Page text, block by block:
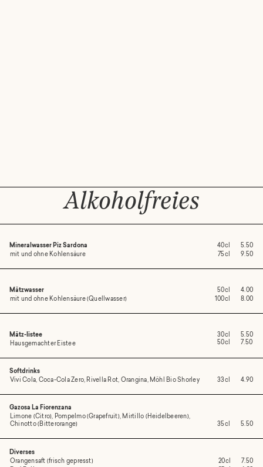
Alkoholfreies
Mineralwasser Piz Sardona
mit und ohne Kohlensäure
40cl
5.50
75cl
9.50
Mätzwasser
mit und ohne Kohlensäure (Quellwasser)
50cl
4.00
100cl
8.00
Mätz-Iistee
Hausgemachter Eistee
30cl
50cl
5.50
7.50
Softdrinks
Vivi Cola, Coca-Cola Zero, Rivella Rot, Orangina, Möhl Bio Shorley 33cl 4.90
Gazosa La Fiorenzana
Limone (Citro), Pompelmo (Grapefruit), Mirtillo (Heidelbeeren),
Chinotto (Bitterorange)
35cl 5.50
Diverses
Orangensaft (frisch gepresst)
20cl
7.50